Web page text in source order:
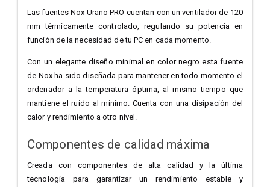
Las fuentes Nox Urano PRO cuentan con un ventilador de 120
mm térmicamente controlado, regulando su potencia en
función de la necesidad de tu PC en cada momento.
Con un elegante diseño minimal en color negro esta fuente
de Nox ha sido diseñada para mantener en todo momento el
ordenador a la temperatura óptima, al mismo tiempo que
mantiene el ruido al mínimo. Cuenta con una disipación del
calor y rendimiento a otro nivel.
Componentes de calidad máxima
Creada con componentes de alta calidad y la última
tecnología para garantizar un rendimiento estable y